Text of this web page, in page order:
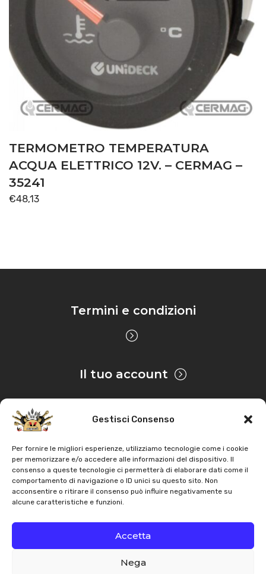
Gestisci Consenso
Per fornire le migliori esperienze, utilizziamo tecnologie come i cookie
per memorizzare e/o accedere alle informazioni del dispositivo. Il
consenso a queste tecnologie ci permetterà di elaborare dati come il
comportamento di navigazione o ID unici su questo sito. Non
acconsentire o ritirare il consenso può influire negativamente su
alcune caratteristiche e funzioni.
Accetta
Nega
TERMOMETRO TEMPERATURA
ACQUA ELETTRICO 12V. – CERMAG –
35241
€48,13
Termini e condizioni
Il tuo account
Privacy & Cookie
CopyrightAZ Agri. Tutti i diritti servati |Assistenza |
Contatti
Sviluppato da